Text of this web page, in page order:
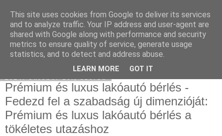
Hulladékgyűjtés
Prémium és luxus lakóautó bérlés -
Fedezd fel a szabadság új dimenzióját:
Prémium és luxus lakóautó bérlés a
tökéletes utazáshoz
This site uses cookies from Google to deliver its services
and to analyze traffic. Your IP address and user-agent are
shared with Google along with performance and security
metrics to ensure quality of service, generate usage
statistics, and to detect and address abuse.
LEARN MORE GOT IT